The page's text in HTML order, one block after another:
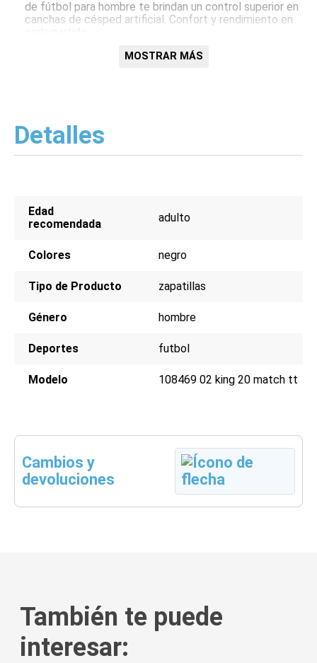
de fútbol para hombre te brindan un control superior en
canchas de césped artificial. Confort y rendimiento en
Ideal para césped artificial
MOSTRAR MÁS
Detalles
Edad
recomendada
adulto
Colores negro
Tipo de Producto zapatillas
Género hombre
Deportes futbol
Modelo 108469 02 king 20 match tt
Cambios y
devoluciones
También te puede
interesar: